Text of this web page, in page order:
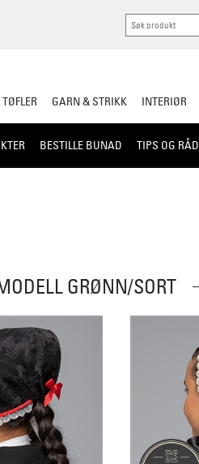
BESTILLE BUNAD TIPS OG RÅD
TØFLER GARN & STRIKK INTERIØR
GRØNN/SORT